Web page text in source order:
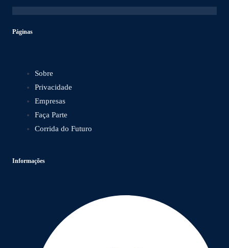
Páginas
Sobre
Privacidade
Empresas
Faça Parte
Corrida do Futuro
Informações